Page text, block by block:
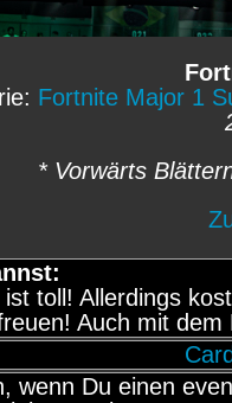
Fortnite Major 1
* Vorwärts
toll! Allerdings
Auch mit dem
wenn Du einen